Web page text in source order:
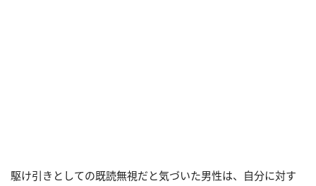
駆け引きとしての既読無視だと気づいた男性は、自分に対す